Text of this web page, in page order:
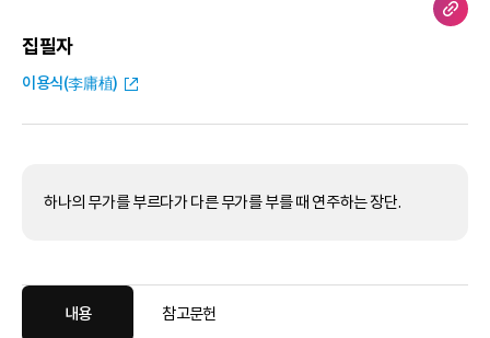
집필자
이용식(李庸植)
하나의 무가를 부르다가 다른 무가를 부를 때 연주하는 장단.
내용 참고문헌